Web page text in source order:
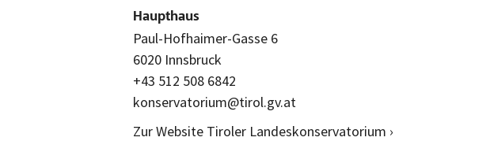
Haupthaus
Paul-Hofhaimer-Gasse 6
6020 Innsbruck
+43 512 508 6842
konservatorium@tirol.gv.at
Zur Website Tiroler Landeskonservatorium ›